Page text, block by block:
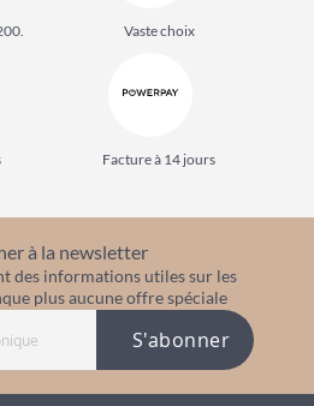
Vaste choix
Facture à 14 jours
à la newsletter
des informations utiles sur les
plus aucune offre spéciale
S'abonner